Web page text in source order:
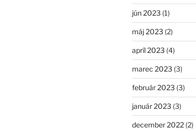
jún 2023 (1)
máj 2023 (2)
apríl 2023 (4)
marec 2023 (3)
február 2023 (3)
január 2023 (3)
december 2022(2)